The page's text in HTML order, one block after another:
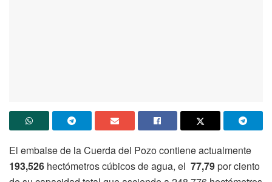
El embalse de la Cuerda del Pozo contiene actualmente
193,526 hectómetros cúbicos de agua, el 77,79por ciento